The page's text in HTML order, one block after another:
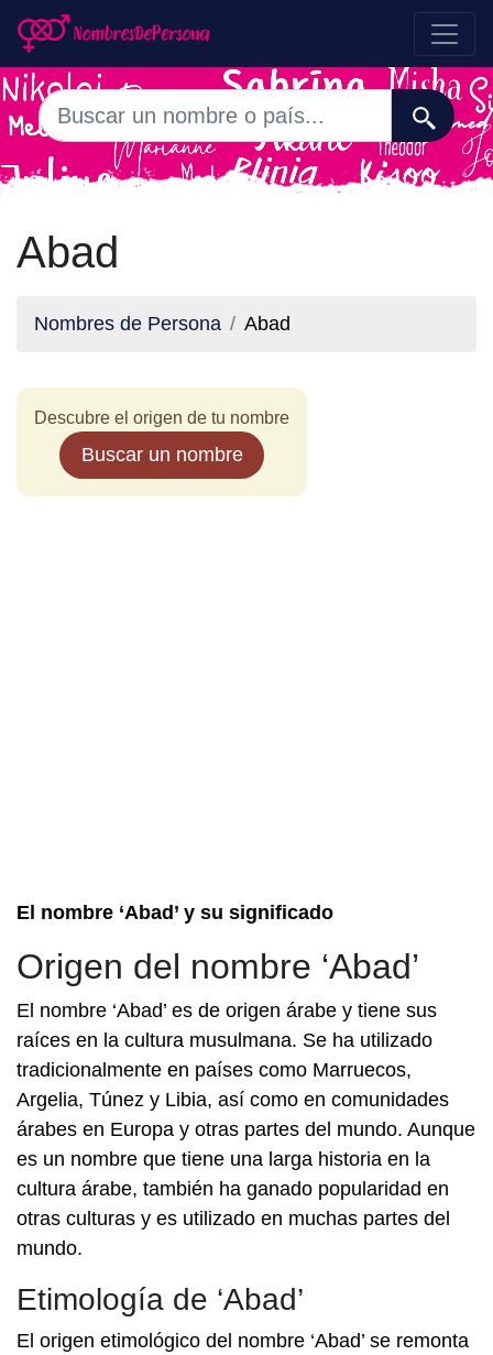
Abad
Nombres de Persona Abad
Descubre el origen de tu nombre
Buscar un nombre
El nombre ‘Abad’ y su significado
Origen del nombre ‘Abad’
El nombre ‘Abad’ es de origen árabe y tiene sus
raíces en la cultura musulmana. Se ha utilizado
tradicionalmente en países como Marruecos,
Argelia, Túnez y Libia, así como en comunidades
árabes en Europa y otras partes del mundo. Aunque
es un nombre que tiene una larga historia en la
cultura árabe, también ha ganado popularidad en
otras culturas y es utilizado en muchas partes del
mundo.
Etimología de ‘Abad’
El origen etimológico del nombre ‘Abad’ se remonta